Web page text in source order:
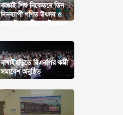
কাপ্তাই শিশু নিকেতনে তিন
দিনব্যাপী গণিত উৎসব ও
ম্যাথ টু রোবটিক্স’র উদ্বোধন
বাঘাইছড়িতে বিএনপির কর্মী
সমাবেশ অনুষ্ঠিত